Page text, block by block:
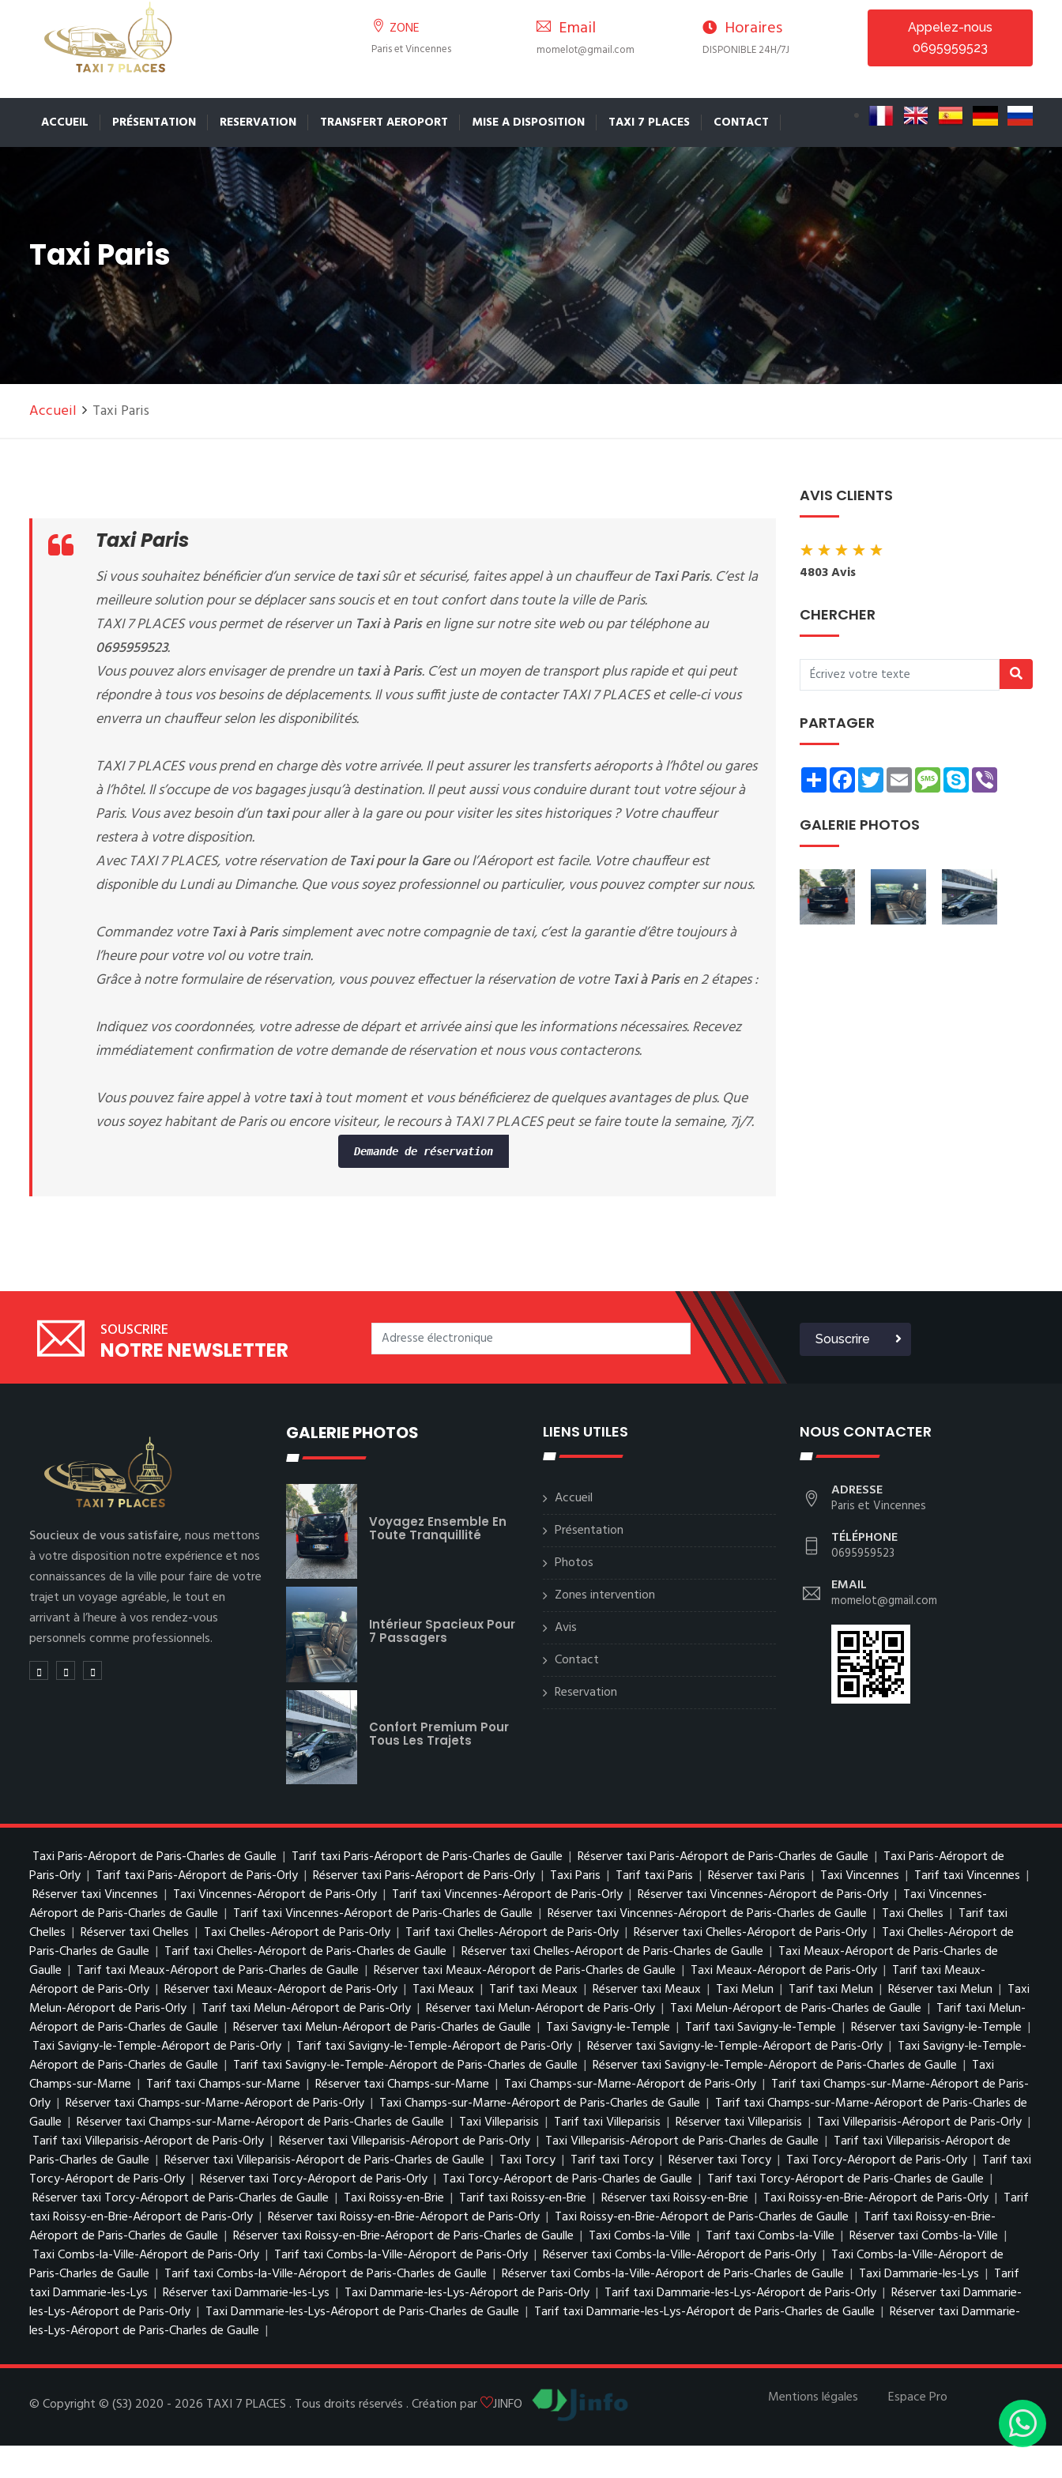
ZONE
Paris et Vincennes
Email
momelot@gmail.com
Horaires
DISPONIBLE 24H/7J
Appelez-nous
0695959523
ACCUEIL PRÉSENTATION RESERVATION TRANSFERT AEROPORT MISE A DISPOSITION TAXI 7 PLACES CONTACT
Taxi Paris
Accueil Taxi Paris
Taxi Paris
Si vous souhaitez bénéficier d’un service detaxisûr et sécurisé, faites appel à un chauffeur de Taxi Paris. C’est la
meilleure solution pour se déplacer sans soucis et en tout confort dans toute la ville de Paris.
TAXI 7 PLACES vous permet de réserver un Taxi à Parisen ligne sur notre site web ou par téléphone au
0695959523.
Vous pouvez alors envisager de prendre un taxi à Paris. C’est un moyen de transport plus rapide et qui peut
répondre à tous vos besoins de déplacements. Il vous suffit juste de contacter TAXI 7 PLACES et celle-ci vous
enverra un chauffeur selon les disponibilités.
TAXI 7 PLACES vous prend en charge dès votre arrivée. Il peut assurer les transferts aéroports à l’hôtel ou gares
à l’hôtel. Il s’occupe de vos bagages jusqu’à destination. Il peut aussi vous conduire durant tout votre séjour à
Paris. Vous avez besoin d’un taxipour aller à la gare ou pour visiter les sites historiques ? Votre chauffeur
restera à votre disposition.
Avec TAXI 7 PLACES, votre réservation de Taxi pour la Gareou l’Aéroport est facile. Votre chauffeur est
disponible du Lundi au Dimanche. Que vous soyez professionnel ou particulier, vous pouvez compter sur nous.
Commandez votre Taxi à Parissimplement avec notre compagnie de taxi, c’est la garantie d’être toujours à
l’heure pour votre vol ou votre train.
Grâce à notre formulaire de réservation, vous pouvez effectuer la réservation de votre Taxi à Parisen 2 étapes :
Indiquez vos coordonnées, votre adresse de départ et arrivée ainsi que les informations nécessaires. Recevez
immédiatement confirmation de votre demande de réservation et nous vous contacterons.
Vous pouvez faire appel à votretaxià tout moment et vous bénéficierez de quelques avantages de plus. Que
vous soyez habitant de Paris ou encore visiteur, le recours à TAXI 7 PLACES peut se faire toute la semaine, 7j/7.
Demande de réservation
AVIS CLIENTS
★★★★★
4803 Avis
CHERCHER
PARTAGER
ShareFacebookTwitterEmailMessage
Skype
GALERIE PHOTOS
SOUSCRIRE
NOTRE NEWSLETTER Souscrire
Soucieux de vous satisfaire,nous mettons
à votre disposition notre expérience et nos
connaissances de la ville pour faire de votre
trajet un voyage agréable, le tout en
arrivant à l’heure à vos rendez-vous
personnels comme professionnels.
GALERIE PHOTOS
Voyagez Ensemble En
Toute Tranquillité
Intérieur Spacieux Pour
7 Passagers
Confort Premium Pour
Tous Les Trajets
LIENS UTILES
Accueil
Présentation
Photos
Zones intervention
Avis
Contact
Reservation
NOUS CONTACTER
ADRESSE
Paris et Vincennes
TÉLÉPHONE
0695959523
EMAIL
momelot@gmail.com
Taxi Paris-Aéroport de Paris-Charles de Gaulle | Tarif taxi Paris-Aéroport de Paris-Charles de Gaulle | Réserver taxi Paris-Aéroport de Paris-Charles de Gaulle | Taxi Paris-Aéroport de
Paris-Orly | Tarif taxi Paris-Aéroport de Paris-Orly | Réserver taxi Paris-Aéroport de Paris-Orly | Taxi Paris | Tarif taxi Paris | Réserver taxi Paris | Taxi Vincennes | Tarif taxi Vincennes |
Réserver taxi Vincennes | Taxi Vincennes-Aéroport de Paris-Orly | Tarif taxi Vincennes-Aéroport de Paris-Orly | Réserver taxi Vincennes-Aéroport de Paris-Orly | Taxi Vincennes-
Aéroport de Paris-Charles de Gaulle | Tarif taxi Vincennes-Aéroport de Paris-Charles de Gaulle | Réserver taxi Vincennes-Aéroport de Paris-Charles de Gaulle | Taxi Chelles | Tarif taxi
Chelles | Réserver taxi Chelles | Taxi Chelles-Aéroport de Paris-Orly | Tarif taxi Chelles-Aéroport de Paris-Orly | Réserver taxi Chelles-Aéroport de Paris-Orly | Taxi Chelles-Aéroport de
Paris-Charles de Gaulle | Tarif taxi Chelles-Aéroport de Paris-Charles de Gaulle | Réserver taxi Chelles-Aéroport de Paris-Charles de Gaulle | Taxi Meaux-Aéroport de Paris-Charles de
Gaulle | Tarif taxi Meaux-Aéroport de Paris-Charles de Gaulle | Réserver taxi Meaux-Aéroport de Paris-Charles de Gaulle | Taxi Meaux-Aéroport de Paris-Orly | Tarif taxi Meaux-
Aéroport de Paris-Orly | Réserver taxi Meaux-Aéroport de Paris-Orly | Taxi Meaux | Tarif taxi Meaux | Réserver taxi Meaux | Taxi Melun | Tarif taxi Melun | Réserver taxi Melun | Taxi
Melun-Aéroport de Paris-Orly | Tarif taxi Melun-Aéroport de Paris-Orly | Réserver taxi Melun-Aéroport de Paris-Orly | Taxi Melun-Aéroport de Paris-Charles de Gaulle | Tarif taxi Melun-
Aéroport de Paris-Charles de Gaulle | Réserver taxi Melun-Aéroport de Paris-Charles de Gaulle | Taxi Savigny-le-Temple | Tarif taxi Savigny-le-Temple | Réserver taxi Savigny-le-Temple |
Taxi Savigny-le-Temple-Aéroport de Paris-Orly | Tarif taxi Savigny-le-Temple-Aéroport de Paris-Orly | Réserver taxi Savigny-le-Temple-Aéroport de Paris-Orly | Taxi Savigny-le-Temple-
Aéroport de Paris-Charles de Gaulle | Tarif taxi Savigny-le-Temple-Aéroport de Paris-Charles de Gaulle | Réserver taxi Savigny-le-Temple-Aéroport de Paris-Charles de Gaulle | Taxi
Champs-sur-Marne | Tarif taxi Champs-sur-Marne | Réserver taxi Champs-sur-Marne | Taxi Champs-sur-Marne-Aéroport de Paris-Orly | Tarif taxi Champs-sur-Marne-Aéroport de Paris-
Orly | Réserver taxi Champs-sur-Marne-Aéroport de Paris-Orly | Taxi Champs-sur-Marne-Aéroport de Paris-Charles de Gaulle | Tarif taxi Champs-sur-Marne-Aéroport de Paris-Charles de
Gaulle | Réserver taxi Champs-sur-Marne-Aéroport de Paris-Charles de Gaulle | Taxi Villeparisis | Tarif taxi Villeparisis | Réserver taxi Villeparisis | Taxi Villeparisis-Aéroport de Paris-Orly |
Tarif taxi Villeparisis-Aéroport de Paris-Orly | Réserver taxi Villeparisis-Aéroport de Paris-Orly | Taxi Villeparisis-Aéroport de Paris-Charles de Gaulle | Tarif taxi Villeparisis-Aéroport de
Paris-Charles de Gaulle | Réserver taxi Villeparisis-Aéroport de Paris-Charles de Gaulle | Taxi Torcy | Tarif taxi Torcy | Réserver taxi Torcy | Taxi Torcy-Aéroport de Paris-Orly | Tarif taxi
Torcy-Aéroport de Paris-Orly | Réserver taxi Torcy-Aéroport de Paris-Orly | Taxi Torcy-Aéroport de Paris-Charles de Gaulle | Tarif taxi Torcy-Aéroport de Paris-Charles de Gaulle |
Réserver taxi Torcy-Aéroport de Paris-Charles de Gaulle | Taxi Roissy-en-Brie | Tarif taxi Roissy-en-Brie | Réserver taxi Roissy-en-Brie | Taxi Roissy-en-Brie-Aéroport de Paris-Orly | Tarif
taxi Roissy-en-Brie-Aéroport de Paris-Orly | Réserver taxi Roissy-en-Brie-Aéroport de Paris-Orly | Taxi Roissy-en-Brie-Aéroport de Paris-Charles de Gaulle | Tarif taxi Roissy-en-Brie-
Aéroport de Paris-Charles de Gaulle | Réserver taxi Roissy-en-Brie-Aéroport de Paris-Charles de Gaulle | Taxi Combs-la-Ville | Tarif taxi Combs-la-Ville | Réserver taxi Combs-la-Ville |
Taxi Combs-la-Ville-Aéroport de Paris-Orly | Tarif taxi Combs-la-Ville-Aéroport de Paris-Orly | Réserver taxi Combs-la-Ville-Aéroport de Paris-Orly | Taxi Combs-la-Ville-Aéroport de
Paris-Charles de Gaulle | Tarif taxi Combs-la-Ville-Aéroport de Paris-Charles de Gaulle | Réserver taxi Combs-la-Ville-Aéroport de Paris-Charles de Gaulle | Taxi Dammarie-les-Lys | Tarif
taxi Dammarie-les-Lys | Réserver taxi Dammarie-les-Lys | Taxi Dammarie-les-Lys-Aéroport de Paris-Orly | Tarif taxi Dammarie-les-Lys-Aéroport de Paris-Orly | Réserver taxi Dammarie-
les-Lys-Aéroport de Paris-Orly | Taxi Dammarie-les-Lys-Aéroport de Paris-Charles de Gaulle | Tarif taxi Dammarie-les-Lys-Aéroport de Paris-Charles de Gaulle | Réserver taxi Dammarie-
les-Lys-Aéroport de Paris-Charles de Gaulle |
© Copyright © (S3) 2020 - 2026 TAXI 7 PLACES . Tous droits réservés . Création par JINFO Mentions légales Espace Pro